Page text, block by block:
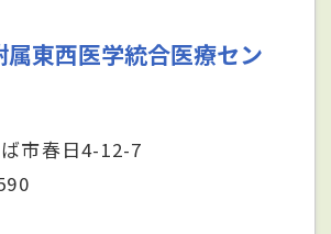
東西医学統合医療セン
市春日4-12-7